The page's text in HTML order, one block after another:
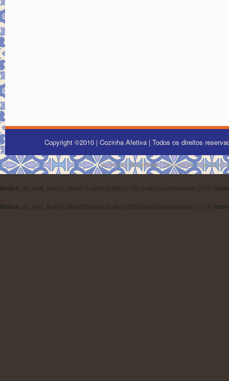
Copyright ©2010 | Cozinha Afetiva | Todos os direitos
Powered by WordPress| Designed by: Free MMO
Notice: ob_end_flush(): failed to send buffer of zlib output compression (1) in /
Notice: ob_end_flush(): failed to send buffer of zlib output compression (1) in /